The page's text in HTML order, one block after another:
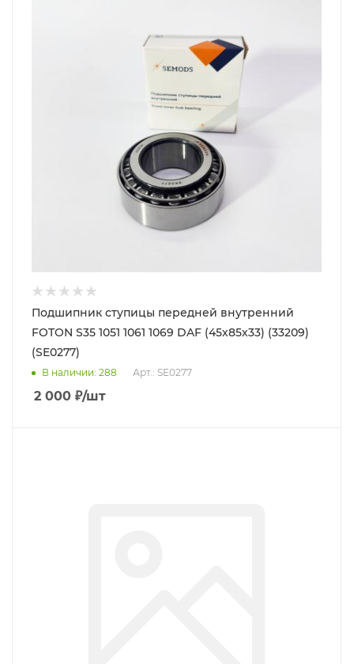
Подшипник ступицы передней внутренний
FOTON S35 1051 1061 1069 DAF (45х85х33) (33209)
(SE0277)
В наличии: 288 Арт.: SE0277
2 000 ₽/шт